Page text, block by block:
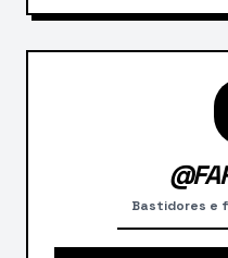
Bastidores e